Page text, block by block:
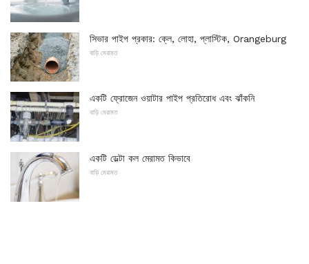
সিভার পাইপ প্রকার: ক্লে, লোহা, প্লাস্টিক, Orangeburg
বাড়ি মেরামত
একটি ফ্রোজেন ওয়াটার পাইপ প্রতিরোধ এবং ঝাঁকনি
বাড়ি মেরামত
একটি ডেল্টা কল মেরামত কিভাবে
বাড়ি মেরামত